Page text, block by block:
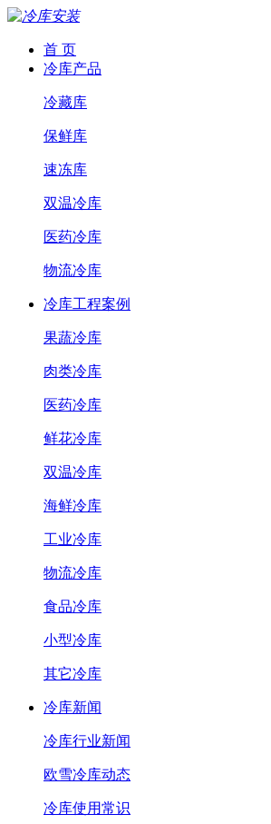
首 页
冷库产品
冷藏库
保鲜库
速冻库
双温冷库
医药冷库
物流冷库
冷库工程案例
果蔬冷库
肉类冷库
医药冷库
鲜花冷库
双温冷库
海鲜冷库
工业冷库
物流冷库
食品冷库
小型冷库
其它冷库
冷库新闻
冷库行业新闻
欧雪冷库动态
冷库使用常识